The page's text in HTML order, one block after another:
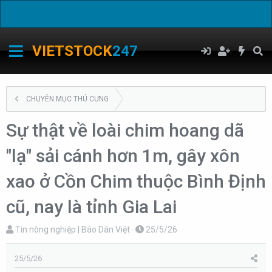
VIETSTOCK247
CHUYÊN MỤC THÚ CƯNG
Sự thật về loài chim hoang dã
"lạ" sải cánh hơn 1m, gây xôn
xao ở Cồn Chim thuộc Bình Định
cũ, nay là tỉnh Gia Lai
T
h
r
Tin nông nghiệp | Báo Dân Việt
N
g
25/5/26
25/5/26